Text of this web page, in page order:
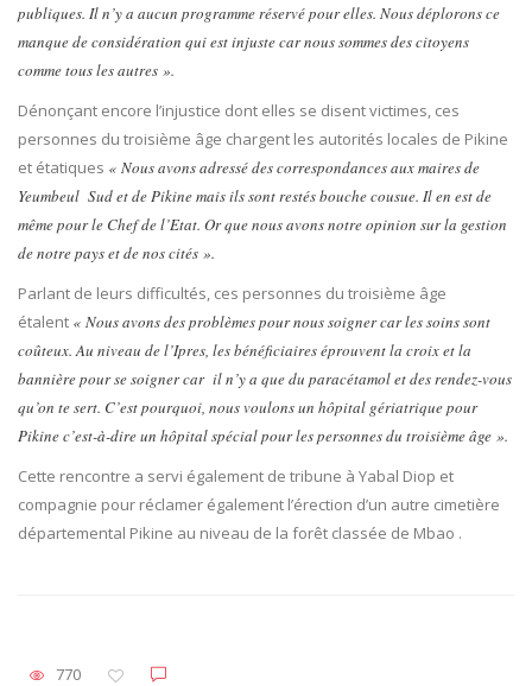
publiques. Il n’y a aucun programme réservé pour elles. Nous déplorons ce
manque de considération qui est injuste car nous sommes des citoyens
comme tous les autres ».
Dénonçant encore l’injustice dont elles se disent victimes, ces
personnes du troisième âge chargent les autorités locales de Pikine
et étatiques « Nous avons adressé des correspondances aux maires de
Yeumbeul Sud et de Pikine mais ils sont restés bouche cousue. Il en est de
même pour le Chef de l’Etat. Or que nous avons notre opinion sur la gestion
de notre pays et de nos cités ».
Parlant de leurs difficultés, ces personnes du troisième âge
étalent « Nous avons des problèmes pour nous soigner car les soins sont
coûteux. Au niveau de l’Ipres, les bénéficiaires éprouvent la croix et la
bannière pour se soigner car il n’y a que du paracétamol et des rendez-vous
qu’on te sert. C’est pourquoi, nous voulons un hôpital gériatrique pour
Pikine c’est-à-dire un hôpital spécial pour les personnes du troisième âge ».
Cette rencontre a servi également de tribune à Yabal Diop et
compagnie pour réclamer également l’érection d’un autre cimetière
départemental Pikine au niveau de la forêt classée de Mbao .
770